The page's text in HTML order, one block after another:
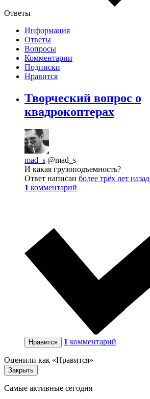
Ответы
Информация
Ответы
Вопросы
Комментарии
Подписки
Нравится
Творческий вопрос о
квадрокоптерах
mad_s @mad_s
И какая грузоподъемность?
Ответ написан более трёх лет назад
1 комментарий
Нравится 1 комментарий
Оценили как «Нравится»
Закрыть
Самые активные сегодня